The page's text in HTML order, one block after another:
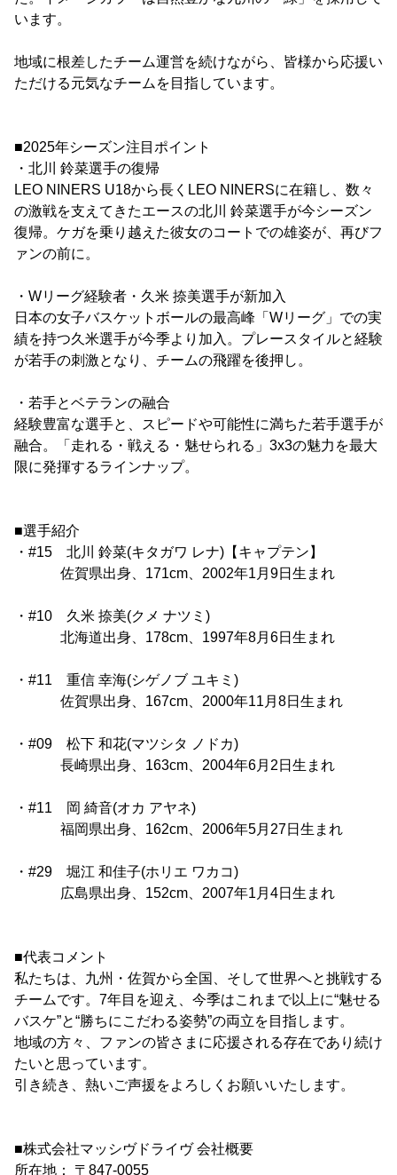
います。
地域に根差したチーム運営を続けながら、皆様から応援い
ただける元気なチームを目指しています。
■2025年シーズン注目ポイント
・北川 鈴菜選手の復帰
LEO NINERS U18から長くLEO NINERSに在籍し、数々
の激戦を支えてきたエースの北川 鈴菜選手が今シーズン
復帰。ケガを乗り越えた彼女のコートでの雄姿が、再びフ
ァンの前に。
・Wリーグ経験者・久米 捺美選手が新加入
日本の女子バスケットボールの最高峰「Wリーグ」での実
績を持つ久米選手が今季より加入。プレースタイルと経験
が若手の刺激となり、チームの飛躍を後押し。
・若手とベテランの融合
経験豊富な選手と、スピードや可能性に満ちた若手選手が
融合。「走れる・戦える・魅せられる」3x3の魅力を最大
限に発揮するラインナップ。
■選手紹介
・#15 北川 鈴菜(キタガワ レナ)【キャプテン】
佐賀県出身、171cm、2002年1月9日生まれ
・#10 久米 捺美(クメ ナツミ)
北海道出身、178cm、1997年8月6日生まれ
・#11 重信 幸海(シゲノブ ユキミ)
佐賀県出身、167cm、2000年11月8日生まれ
・#09 松下 和花(マツシタ ノドカ)
長崎県出身、163cm、2004年6月2日生まれ
・#11 岡 綺音(オカ アヤネ)
福岡県出身、162cm、2006年5月27日生まれ
・#29 堀江 和佳子(ホリエ ワカコ)
広島県出身、152cm、2007年1月4日生まれ
■代表コメント
私たちは、九州・佐賀から全国、そして世界へと挑戦する
チームです。7年目を迎え、今季はこれまで以上に“魅せる
バスケ”と“勝ちにこだわる姿勢”の両立を目指します。
地域の方々、ファンの皆さまに応援される存在であり続け
たいと思っています。
引き続き、熱いご声援をよろしくお願いいたします。
■株式会社マッシヴドライヴ 会社概要
所在地： 〒847-0055